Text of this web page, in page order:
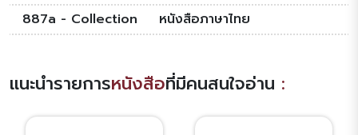
887a - Collection
หนังสือภาษาไทย
แนะนำรายการหนังสือที่มีคนสนใจอ่าน :